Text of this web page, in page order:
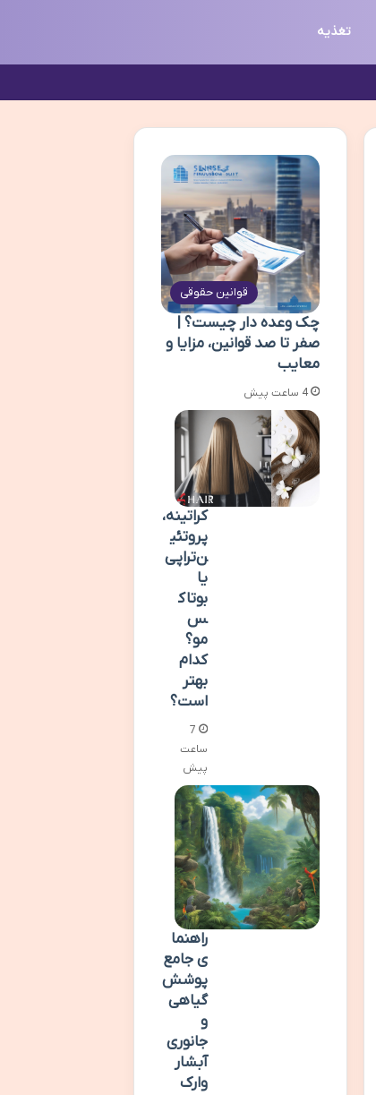
تغذیه
قوانین حقوقی
چک وعده دار چیست؟ |
صفر تا صد قوانین، مزایا و
معایب
4 ساعت پیش
کراتینه،
پروتئی
ن‌تراپی
یا
بوتاک
س
مو؟
کدام
بهتر
است؟
7
ساعت
پیش
راهنما
ی جامع
پوشش
گیاهی
و
جانوری
آبشار
وارک